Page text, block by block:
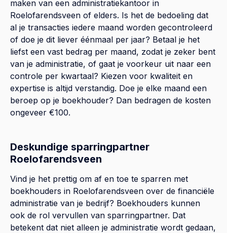
maken van een administratiekantoor in
Roelofarendsveen of elders. Is het de bedoeling dat
al je transacties iedere maand worden gecontroleerd
of doe je dit liever éénmaal per jaar? Betaal je het
liefst een vast bedrag per maand, zodat je zeker bent
van je administratie, of gaat je voorkeur uit naar een
controle per kwartaal? Kiezen voor kwaliteit en
expertise is altijd verstandig. Doe je elke maand een
beroep op je boekhouder? Dan bedragen de kosten
ongeveer €100.
Deskundige sparringpartner
Roelofarendsveen
Vind je het prettig om af en toe te sparren met
boekhouders in Roelofarendsveen over de financiële
administratie van je bedrijf? Boekhouders kunnen
ook de rol vervullen van sparringpartner. Dat
betekent dat niet alleen je administratie wordt gedaan,